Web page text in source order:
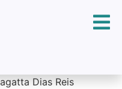
Dias Reis